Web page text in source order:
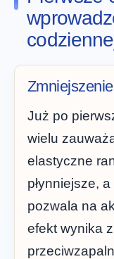
Już po
wielu
elastyczne
płynniejsze,
pozwala na
efekt wynika